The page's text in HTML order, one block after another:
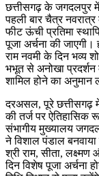
छत्तीसगढ़ के जगदलपुर में
पहली बार चैत्र
फीट ऊंची प्रतिमा
पूजा अर्चना की
राम नवमी के दिन भव्य
भभूत से अनोखा
शामिल होने का अनुमान
दरअसल, पूरे छत्तीसगढ़
की तर्ज पर ऐतिहासिक
संभागीय मुख्यालय
ने विशाल पंडाल
श्री राम, सीता, लक्ष्मण
दिन विशेष पूजा अर्चना